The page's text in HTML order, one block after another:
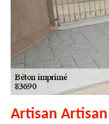
Artisan